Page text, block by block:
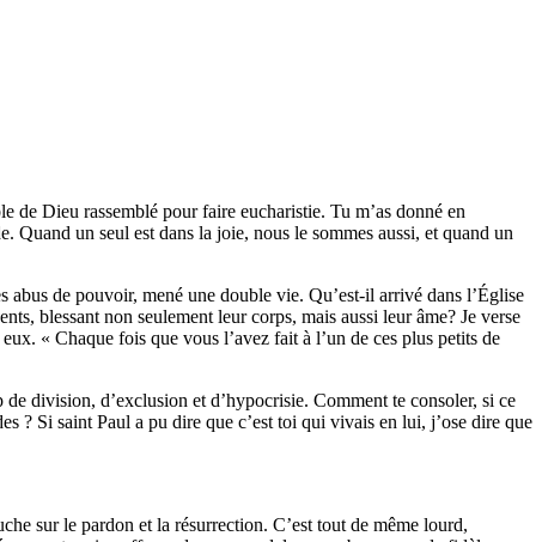
de Dieu rassemblé pour faire eucharistie. Tu m’as donné en
Quand un seul est dans la joie, nous le sommes aussi, et quand un
abus de pouvoir, mené une double vie. Qu’est-il arrivé dans l’Église
blessant non seulement leur corps, mais aussi leur âme? Je verse
« Chaque fois que vous l’avez fait à l’un de ces plus petits de
division, d’exclusion et d’hypocrisie. Comment te consoler, si ce
? Si saint Paul a pu dire que c’est toi qui vivais en lui, j’ose dire que
sur le pardon et la résurrection. C’est tout de même lourd,